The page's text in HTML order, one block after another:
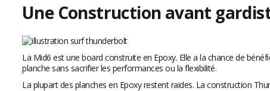
Une Construction avant
La Mid6 est une board construite en Epoxy. Elle a la chance de
planche sans sacrifier les performances ou la flexibilité.
La plupart des planches en Epoxy restent raides. La construction